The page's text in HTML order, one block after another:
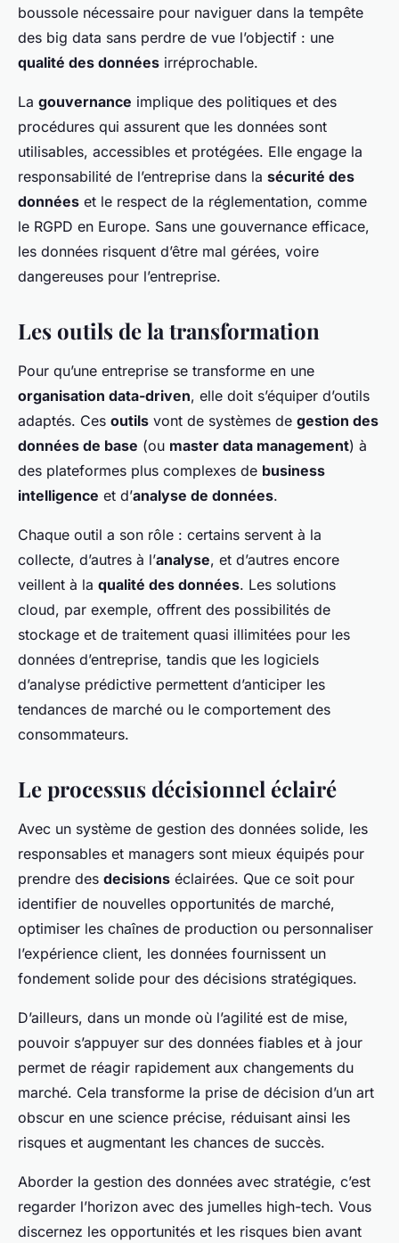
boussole nécessaire pour naviguer dans la tempête
des big data sans perdre de vue l’objectif : une
qualité des données irréprochable.
La gouvernance implique des politiques et des
procédures qui assurent que les données sont
utilisables, accessibles et protégées. Elle engage la
responsabilité de l’entreprise dans la sécurité des
données et le respect de la réglementation, comme
le RGPD en Europe. Sans une gouvernance efficace,
les données risquent d’être mal gérées, voire
dangereuses pour l’entreprise.
Les outils de la transformation
Pour qu’une entreprise se transforme en une
organisation data-driven, elle doit s’équiper d’outils
adaptés. Ces outils vont de systèmes de gestion des
données de base (ou master data management) à
des plateformes plus complexes de business
intelligence et d’analyse de données.
Chaque outil a son rôle : certains servent à la
collecte, d’autres à l’analyse, et d’autres encore
veillent à la qualité des données. Les solutions
cloud, par exemple, offrent des possibilités de
stockage et de traitement quasi illimitées pour les
données d’entreprise, tandis que les logiciels
d’analyse prédictive permettent d’anticiper les
tendances de marché ou le comportement des
consommateurs.
Le processus décisionnel éclairé
Avec un système de gestion des données solide, les
responsables et managers sont mieux équipés pour
prendre des decisions éclairées. Que ce soit pour
identifier de nouvelles opportunités de marché,
optimiser les chaînes de production ou personnaliser
l’expérience client, les données fournissent un
fondement solide pour des décisions stratégiques.
D’ailleurs, dans un monde où l’agilité est de mise,
pouvoir s’appuyer sur des données fiables et à jour
permet de réagir rapidement aux changements du
marché. Cela transforme la prise de décision d’un art
obscur en une science précise, réduisant ainsi les
risques et augmentant les chances de succès.
Aborder la gestion des données avec stratégie, c’est
regarder l’horizon avec des jumelles high-tech. Vous
discernez les opportunités et les risques bien avant